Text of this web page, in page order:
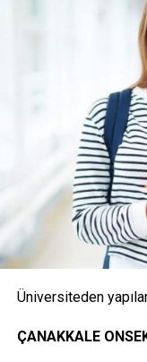
(Posta ile başvuru
1- Merkezi
(İnternet)
İstenen Belgeler
Onaylı Not
öğrencinin
dersleri ve
belge.( E-
Öğrencinin
Üniversiteden
ÇANAKKALE